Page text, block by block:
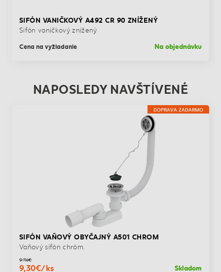
SIFÓN VANIČKOVÝ A492 CR 90 ZNÍŽENÝ
Sifón vaničkový znížený
Cena na vyžiadanie Na objednávku
NAPOSLEDY NAVŠTÍVENÉ
DOPRAVA ZADARMO
SIFÓN VAŇOVÝ OBYČAJNÝ A501 CHROM
Vaňový sifón chróm.
9,74€
9,30€/ks Skladom